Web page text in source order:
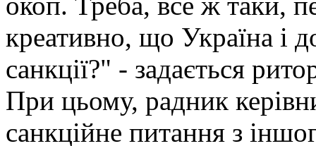
креативно, що Україна і
санкції?" - задається
При цьому, радник
санкційне питання з